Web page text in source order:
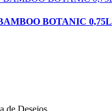
BOTANIC 0,75L
de Desejos